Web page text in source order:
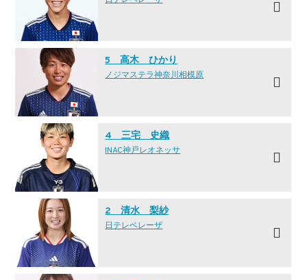
5 高木 ひかり
ノジマステラ神奈川相模原
4 三宅 史織
INAC神戸レオネッサ
2 清水 梨紗
日テレ·ベレーザ